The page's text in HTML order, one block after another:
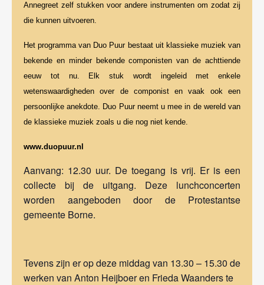
Annegreet zelf stukken voor andere instrumenten om zodat zij
die kunnen uitvoeren.
Het programma van Duo Puur bestaat uit klassieke muziek van
bekende en minder bekende componisten van de achttiende
eeuw tot nu. Elk stuk wordt ingeleid met enkele
wetenswaardigheden over de componist en vaak ook een
persoonlijke anekdote. Duo Puur neemt u mee in de wereld van
de klassieke muziek zoals u die nog niet kende.
www.duopuur.nl
Aanvang: 12.30 uur. De toegang is vrij. Er is een
collecte bij de uitgang. Deze lunchconcerten
worden aangeboden door de Protestantse
gemeente Borne.
Tevens zijn er op deze middag van 13.30 – 15.30 de
werken van Anton Heijboer en Frieda Waanders te